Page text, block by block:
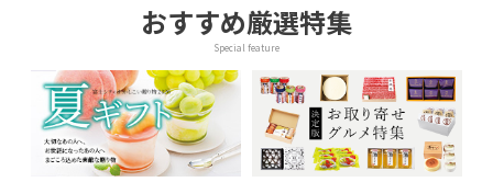
おすすめ厳選特集
Special feature